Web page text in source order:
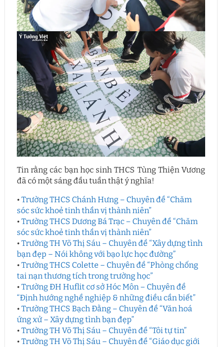
Tin rằng các bạn học sinh THCS Tùng Thiện Vương
đã có một sáng đầu tuần thật ý nghĩa!
• Trường THCS Chánh Hưng – Chuyên đề “Chăm
sóc sức khoẻ tinh thần vị thành niên”
• Trường THCS Dương Bá Trạc – Chuyên đề “Chăm
sóc sức khoẻ tinh thần vị thành niên”
• Trường TH Võ Thị Sáu – Chuyên đề “Xây dựng tình
bạn đẹp – Nói không với bạo lực học đường”
• Trường THCS Colette – Chuyên đề “Phòng chống
tai nạn thương tích trong trường học”
• Trường ĐH Huflit cơ sở Hóc Môn – Chuyên đề
“Định hướng nghề nghiệp & những điều cần biết”
• Trường THCS Bạch Đằng – Chuyên đề “Văn hoá
ứng xử – Xây dựng tình bạn đẹp”
• Trường TH Võ Thị Sáu – Chuyên đề “Tôi tự tin”
• Trường TH Võ Thị Sáu – Chuyên đề “Giáo dục giới